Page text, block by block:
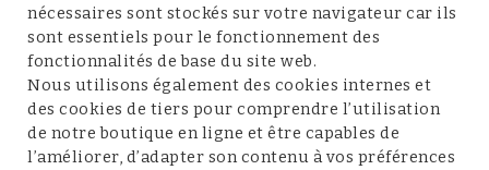
Service client
nécessaires sont stockés sur votre navigateur car ils
sont essentiels pour le fonctionnement des
fonctionnalités de base du site web.
Nous utilisons également des cookies internes et
des cookies de tiers pour comprendre l’utilisation
de notre boutique en ligne et être capables de
l’améliorer, d’adapter son contenu à vos préférences